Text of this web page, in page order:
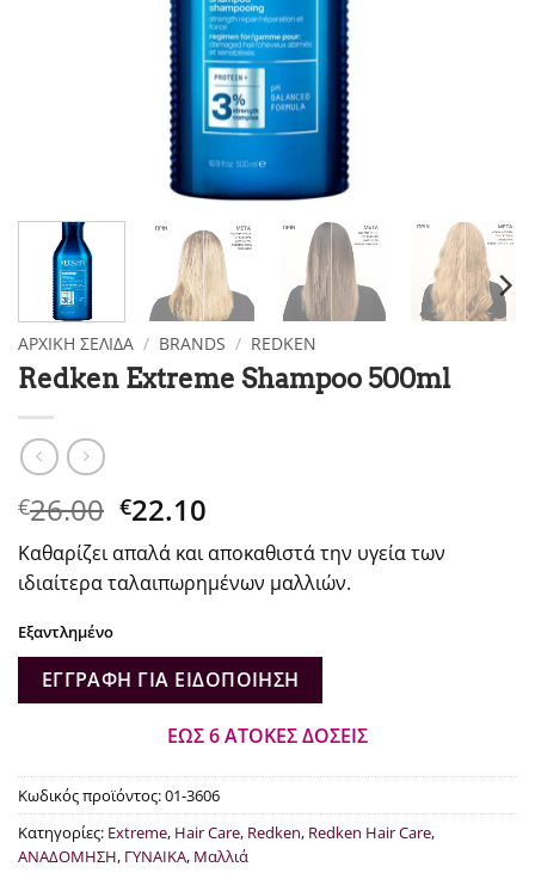
ΑΡΧΙΚΉ ΣΕΛΊΔΑ / BRANDS / REDKEN
Redken Extreme Shampoo 500ml
€26.00 Original
price
was:
€26.00.
€22.10
τρέχουσα
τιμή
είναι:
Καθαρίζει απαλά και αποκαθιστά την υγεία των
ιδιαίτερα ταλαιπωρημένων μαλλιών.
Εξαντλημένο
ΕΓΓΡΑΦΉ ΓΙΑ ΕΙΔΟΠΟΊΗΣΗ
ΕΩΣ 6 ΑΤΟΚΕΣ ΔΟΣΕΙΣ
Κωδικός προϊόντος:01-3606
Κατηγορίες: Extreme, Hair Care, Redken, Redken Hair Care,
ΑΝΑΔΟΜΗΣΗ, ΓΥΝΑΙΚΑ, Μαλλιά